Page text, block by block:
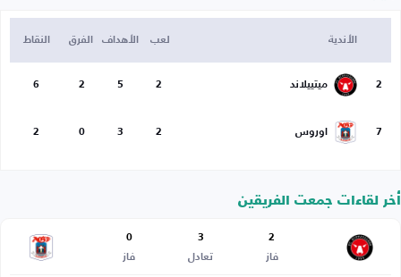
الأندية لعب الأهداف الفرق النقاط
2 ميتييلاند 2
5
2
6
7 اوروس 2
3
0
2
أخر لقاءات جمعت الفريقين
2
فاز
3
تعادل
0
فاز